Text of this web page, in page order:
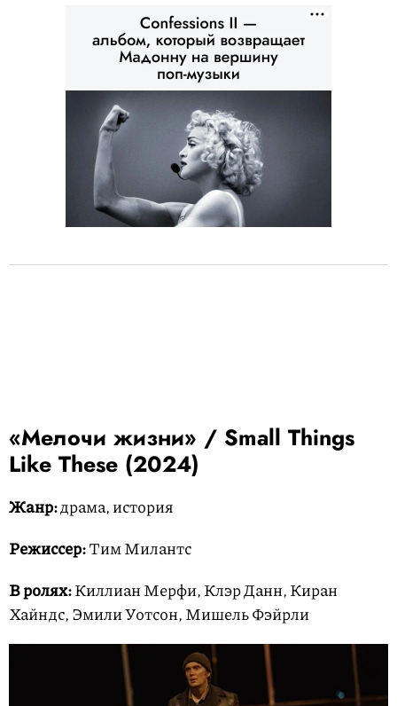
«Мелочи жизни» / Small Things
Like These (2024)
Жанр:драма, история
Режиссер:Тим Милантс
В ролях:Киллиан Мерфи, Клэр Данн, Киран
Хайндс, Эмили Уотсон, Мишель Фэйрли